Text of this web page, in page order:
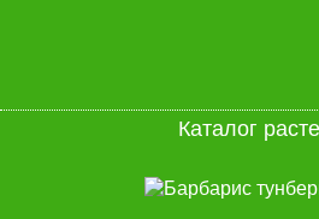
Каталог